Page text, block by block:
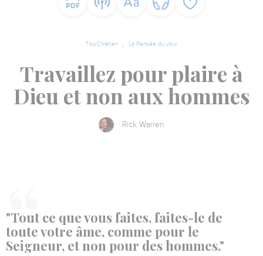
TopChrétien La Pensée du Jour
Travaillez pour plaire à
Dieu et non aux hommes
Rick Warren
"Tout ce que vous faites, faites-le de
toute votre âme, comme pour le
Seigneur, et non pour des hommes."